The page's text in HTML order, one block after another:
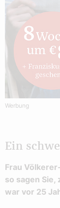
Werbung
Ein
Frau
so sagen Sie,
war vor 25